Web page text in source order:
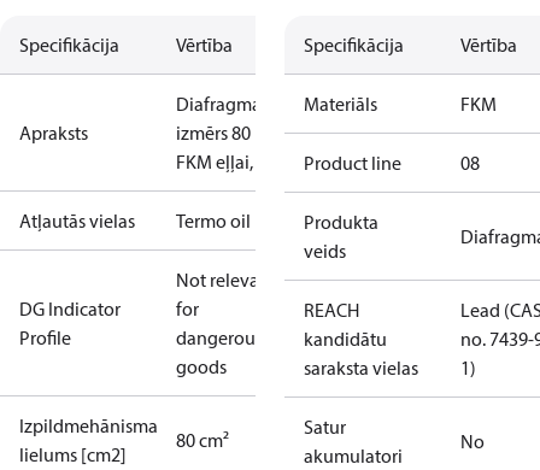
Specifikācija Vērtība
Apraksts
Diafragma,
izmērs 80
FKM eļļai, AF
Atļautās vielas Termo oil
DG Indicator
Profile
Not relevant
for
dangerous
goods
Izpildmehānisma
lielums [cm2]
80 cm²
Specifikācija Vērtība
Materiāls FKM
Product line 08
Produkta
veids
REACH
kandidātu
saraksta vielas
Lead
no. 7439-
1)
Satur
akumulatori
No